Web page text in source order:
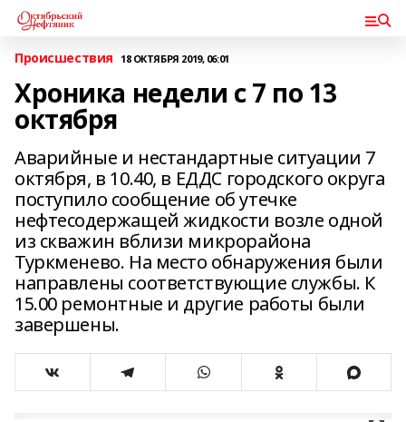
Происшествия 18 ОКТЯБРЯ 2019, 06:01
Хроника недели с 7 по 13
октября
Аварийные и нестандартные ситуации 7
октября, в 10.40, в ЕДДС городского округа
поступило сообщение об утечке
нефтесодержащей жидкости возле одной
из скважин вблизи микрорайона
Туркменево. На место обнаружения были
направлены соответствующие службы. К
15.00 ремонтные и другие работы были
завершены.